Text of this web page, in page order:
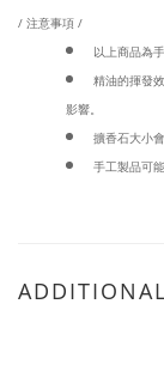
/ 注意事項 /
以上商品為
精油的揮發
影響。
擴香石大小
手工製品可